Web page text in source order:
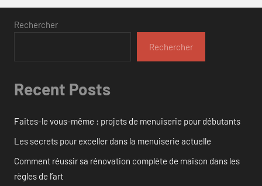
Rechercher
Rechercher
Recent Posts
Faites-le vous-même : projets de menuiserie pour débutants
Les secrets pour exceller dans la menuiserie actuelle
Comment réussir sa rénovation complète de maison dans les
règles de l’art